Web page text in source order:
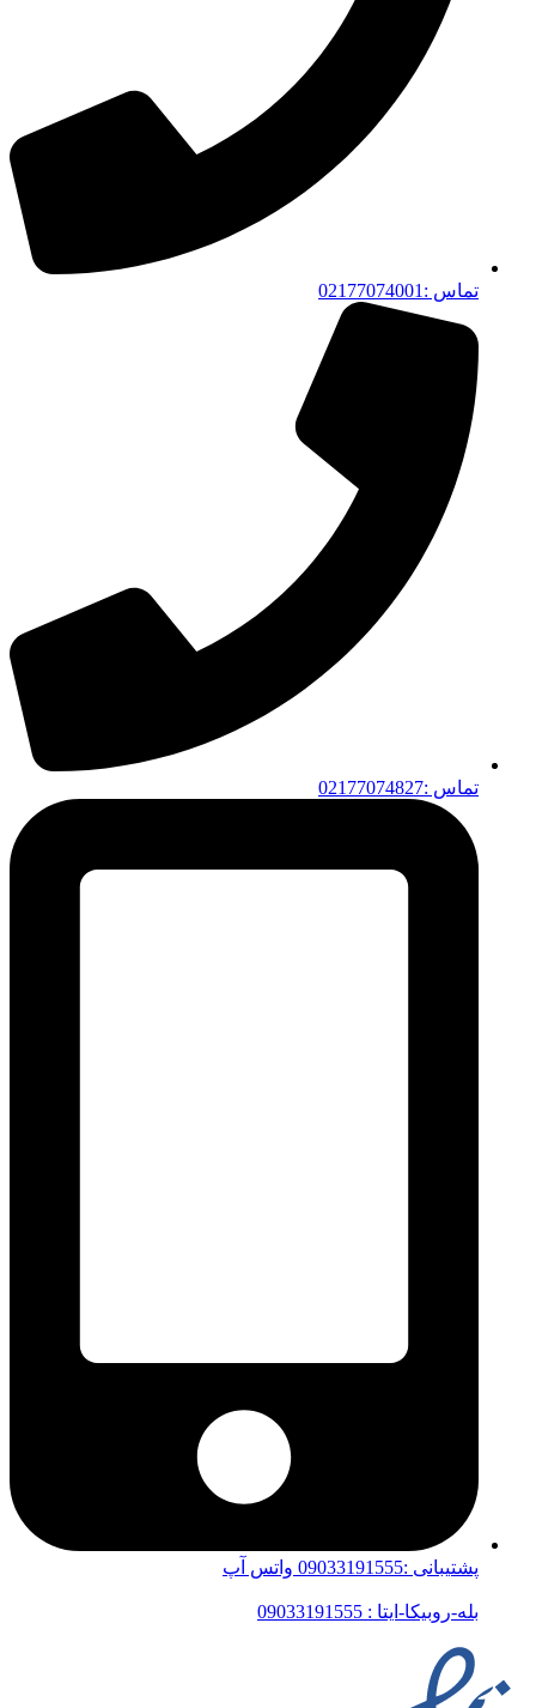
تماس :02177074001
تماس :02177074827
پشتیبانی :09033191555 واتس آپ
بله-روبیکا-ایتا : 09033191555